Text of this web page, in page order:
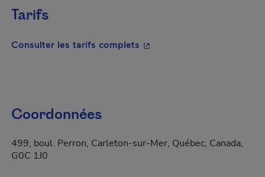
Tarifs
Consulter les tarifs complets - Cet hyperlien s'ouvrira
Coordonnées
499, boul. Perron, Carleton-sur-Mer, Québec, Canada,
G0C 1J0